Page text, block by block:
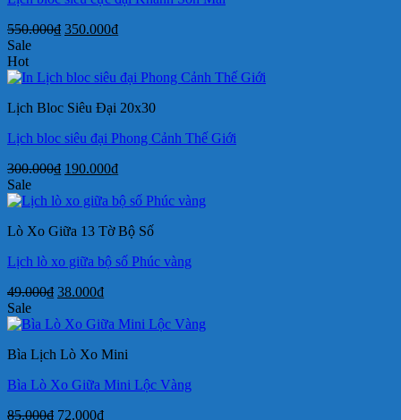
550.000₫ Giá
550.000₫.
350.000₫Giá
là:
Sale
Hot
Lịch Bloc Siêu Đại 20x30
Lịch bloc siêu đại Phong Cảnh Thế Giới
300.000₫ Giá
là:
190.000₫Giá
tại
190.000₫.
Sale
Lò Xo Giữa 13 Tờ Bộ Số
Lịch lò xo giữa bộ số Phúc vàng
49.000₫ Giá
là:
38.000₫Giá
tại
38.000₫.
Sale
Bìa Lịch Lò Xo Mini
Bìa Lò Xo Giữa Mini Lộc Vàng
85.000₫ Giá
72.000₫Giá